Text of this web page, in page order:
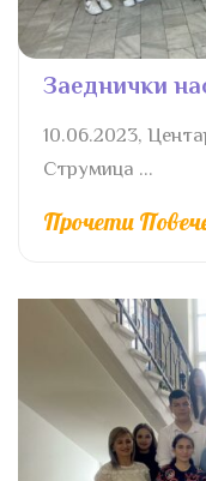
Заеднички
10.06.2023,
Струмица ...
Прочети